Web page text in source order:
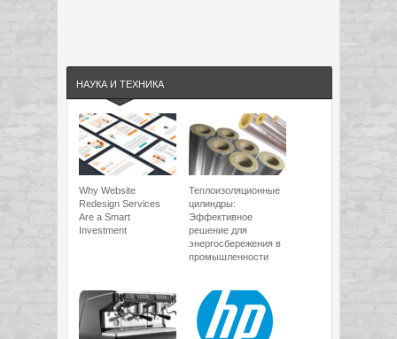
НАУКА И ТЕХНИКА
Why Website
Redesign Services
Are a Smart
Investment
Теплоизоляционные
цилиндры:
Эффективное
решение для
энергосбережения в
промышленности